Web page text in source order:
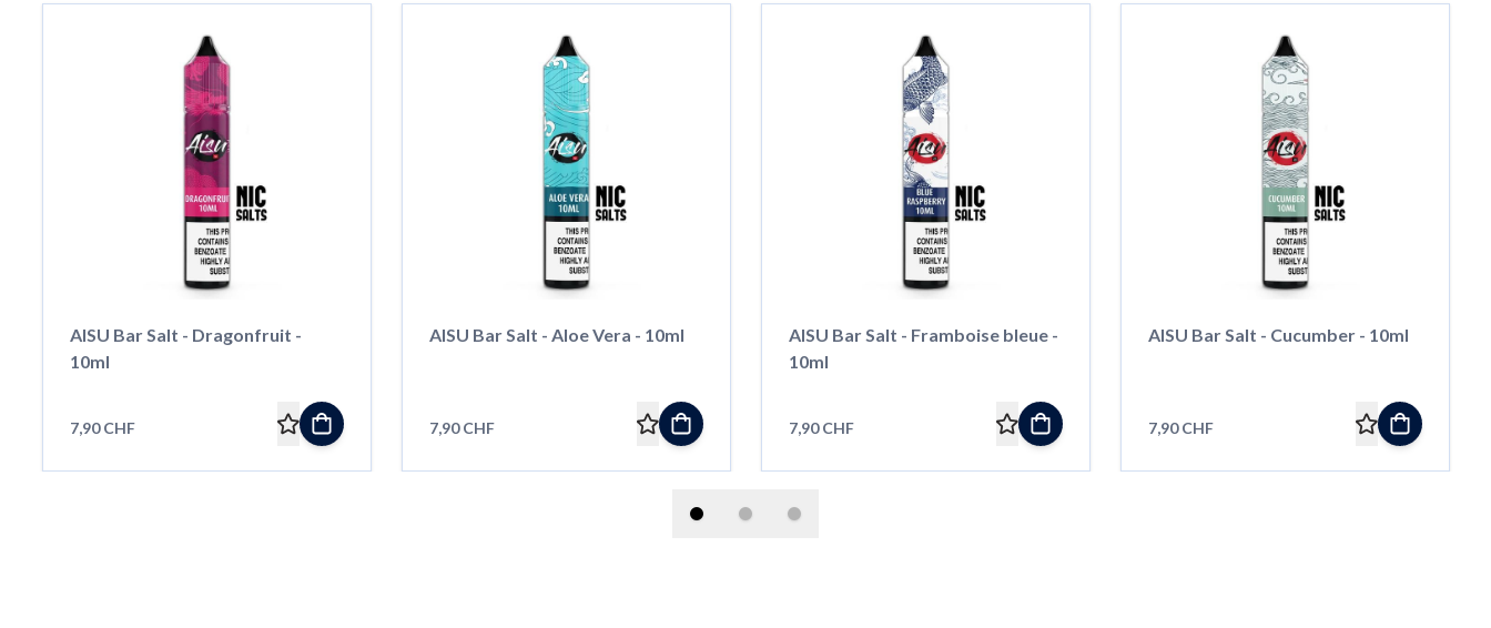
AISU Bar Salt - Dragonfruit -
10ml
7,90 CHF
AISU Bar Salt - Aloe Vera - 10ml
7,90 CHF
AISU Bar Salt - Framboise bleue -
10ml
7,90 CHF
AISU Bar Salt - Cucumber - 10ml
7,90 CHF